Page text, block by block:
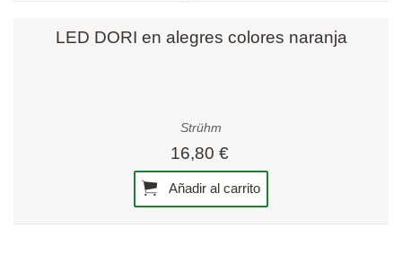
LED DORI en alegres colores naranja
Strühm
16,80 €
Añadir al carrito